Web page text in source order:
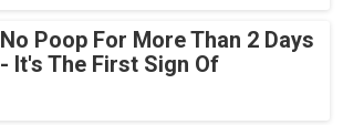
No Poop For More Than 2 Days
- It's The First Sign Of